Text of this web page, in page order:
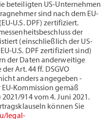
beteiligten US-Unternehmen
sind nach dem EU-
U.S. DPF) zertifiziert.
der
(einschließlich der US-
U.S. DPF zertifiziert sind)
der Daten anderweitige
Art. 44 ff. DSGVO
anders angegeben -
Kommission gemäß
914 vom 4. Juni 2021.
können Sie
legal-